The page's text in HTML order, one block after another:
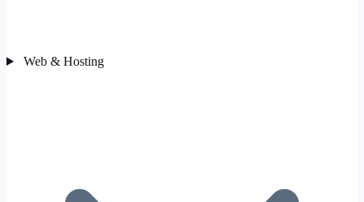
Web & Hosting